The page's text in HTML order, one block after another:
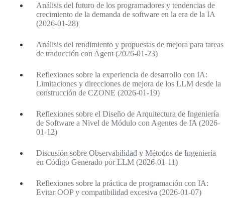
Análisis del futuro de los programadores y tendencias de
crecimiento de la demanda de software en la era de la IA
(2026-01-28)
Análisis del rendimiento y propuestas de mejora para tareas
de traducción con Agent (2026-01-23)
Reflexiones sobre la experiencia de desarrollo con IA:
Limitaciones y direcciones de mejora de los LLM desde la
construcción de CZONE (2026-01-19)
Reflexiones sobre el Diseño de Arquitectura de Ingeniería
de Software a Nivel de Módulo con Agentes de IA (2026-
01-12)
Discusión sobre Observabilidad y Métodos de Ingeniería
en Código Generado por LLM (2026-01-11)
Reflexiones sobre la práctica de programación con IA:
Evitar OOP y compatibilidad excesiva (2026-01-07)